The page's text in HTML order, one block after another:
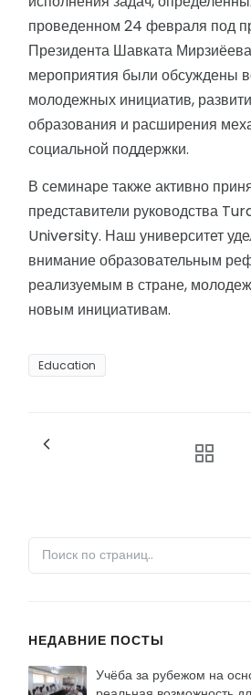
проведенном 24 февраля под
Президента Шавката
мероприятия были обсуждены
молодежных инициатив,
образования и расширения
социальной поддержки.
В семинаре также активно
представители руководства
University. Наш университет
внимание образовательным
реализуемым в стране,
новым инициативам.
Education
НЕДАВНИЕ ПОСТЫ
Учёба за рубежом на